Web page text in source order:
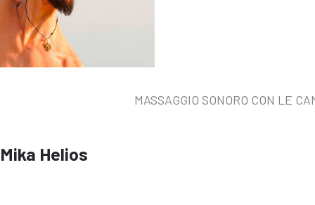
MASSAGGIO SONORO CON LE
Mika Helios